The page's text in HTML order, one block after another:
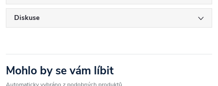
Diskuse
Mohlo by se vám líbit
Automaticky vybráno z podobných produktů